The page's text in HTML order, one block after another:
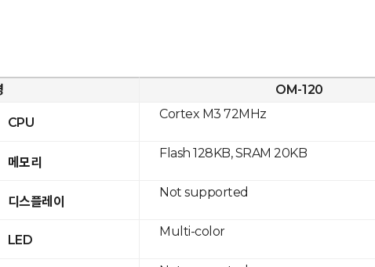
CPU
메모리
디스플레이
LED
OM-120
Cortex M3 72MHz
Flash 128KB, SRAM 20KB
Not supported
Multi-color